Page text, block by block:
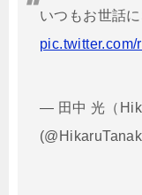
いつもお世話
pic.twitter.com/
— 田中 光（